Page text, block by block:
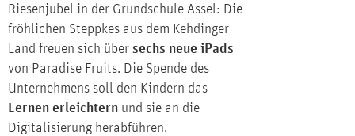
Riesenjubel in der Grundschule Assel: Die
fröhlichen Steppkes aus dem Kehdinger
Land freuen sich über sechs neue iPads
von Paradise Fruits. Die Spende des
Unternehmens soll den Kindern das
Lernen erleichtern und sie an die
Digitalisierung herabführen.